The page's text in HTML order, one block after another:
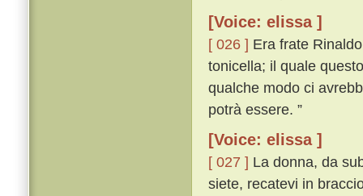
[Voice: elissa ]
[ 026 ] Era frate
tonicella; il quale
qualche modo ci
potrà essere. ”
[Voice: elissa ]
[ 027 ] La donna, da
siete, recatevi in